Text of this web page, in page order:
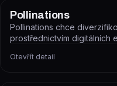
Pollinations
Pollinations chce
prostřednictvím digitálních
Otevřít detail